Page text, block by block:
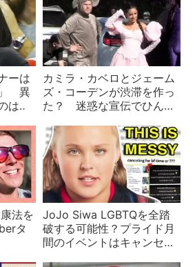
ーは
」 異
は‥
カミラ・カベロとジェーム
ズ・コーデンが渋滞を作っ
た？ 迷惑な宣伝でひんし
法を
タ
JoJo Siwa LGBTQを全踏
破する可能性？プライド月
間のイベントはキャンセ